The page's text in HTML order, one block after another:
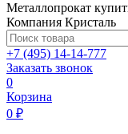
Металлопрокат
Компания Кристаль
+7 (495) 14-14-777
Заказать звонок
0
Корзина
0 ₽